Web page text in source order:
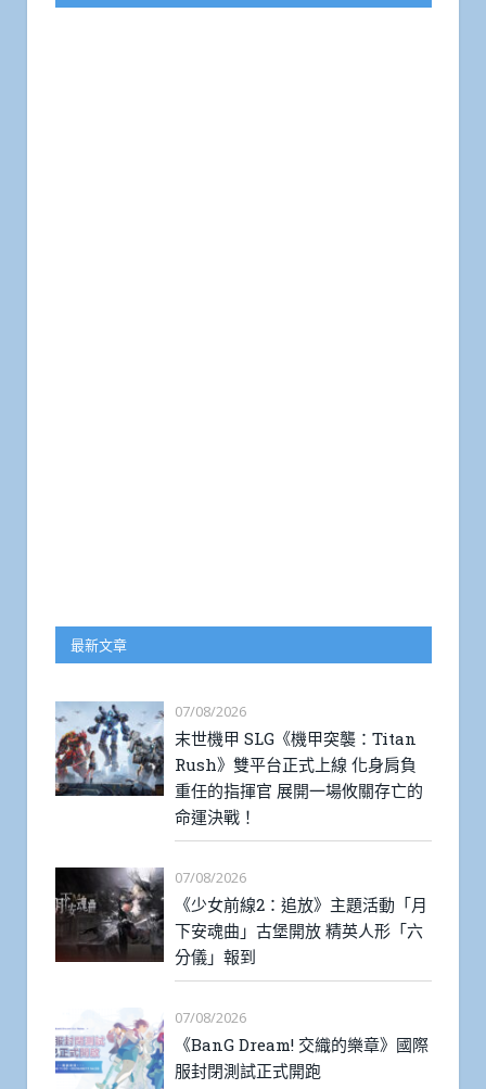
最新文章
07/08/2026
末世機甲 SLG《機甲突襲：Titan
Rush》雙平台正式上線 化身肩負
重任的指揮官 展開一場攸關存亡的
命運決戰！
07/08/2026
《少女前線2：追放》主題活動「月
下安魂曲」古堡開放 精英人形「六
分儀」報到
07/08/2026
《BanG Dream! 交織的樂章》國際
服封閉測試正式開跑